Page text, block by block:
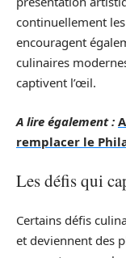
continuellement
encouragent
culinaires
captivent l’œil.
A lire également :
remplacer le
Les défis qui
Certains défis
et deviennent des